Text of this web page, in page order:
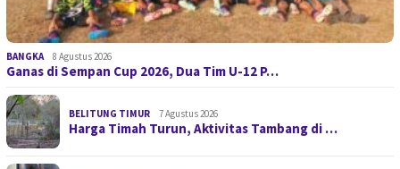
BANGKA 8 Agustus 2026
Ganas di Sempan Cup 2026, Dua Tim U-12 P…
BELITUNG TIMUR 7 Agustus 2026
Harga Timah Turun, Aktivitas Tambang di …